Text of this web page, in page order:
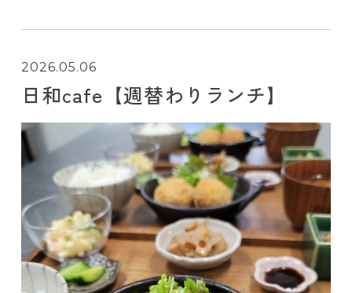
2026.05.06
日和cafe【週替わりランチ】